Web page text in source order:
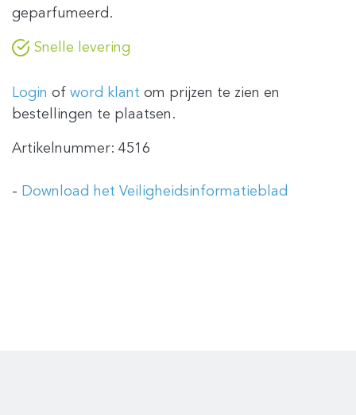
geparfumeerd.
Snelle levering
Login of word klant om prijzen te zien en
bestellingen te plaatsen.
Artikelnummer: 4516
- Download het Veiligheidsinformatieblad